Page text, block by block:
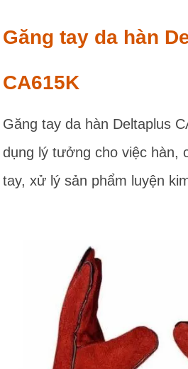
Găng tay da hàn
CA615K
Găng tay da hàn Deltaplus
dụng lý tưởng cho việc hàn,
tay, xử lý sản phẩm luyện